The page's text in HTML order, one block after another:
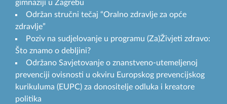
gimnaziji u Zagrebu
Održan stručni tečaj “Oralno zdravlje za opće
zdravlje”
Poziv na sudjelovanje u programu (Za)Živjeti zdravo:
Što znamo o debljini?
Održano Savjetovanje o znanstveno-utemeljenoj
prevenciji ovisnosti u okviru Europskog prevencijskog
kurikuluma (EUPC) za donositelje odluka i kreatore
politika